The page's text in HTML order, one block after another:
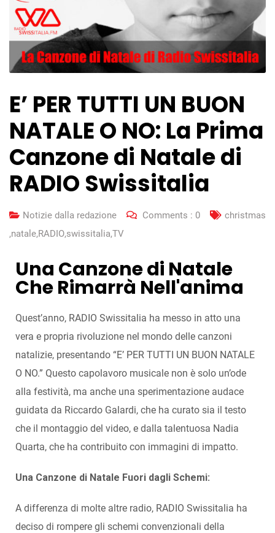
E’ PER TUTTI UN BUON
NATALE O NO: La Prima
Canzone di Natale di
RADIO Swissitalia
Notizie dalla redazione Comments : 0
christmas
,natale,RADIO,swissitalia,TV
Una Canzone di Natale
Che Rimarrà Nell'anima
Quest’anno, RADIO Swissitalia ha messo in atto una
vera e propria rivoluzione nel mondo delle canzoni
natalizie, presentando “E’ PER TUTTI UN BUON NATALE
O NO.” Questo capolavoro musicale non è solo un’ode
alla festività, ma anche una sperimentazione audace
guidata da Riccardo Galardi, che ha curato sia il testo
che il montaggio del video, e dalla talentuosa Nadia
Quarta, che ha contribuito con immagini di impatto.
Una Canzone di Natale Fuori dagli Schemi:
A differenza di molte altre radio, RADIO Swissitalia ha
deciso di rompere gli schemi convenzionali della